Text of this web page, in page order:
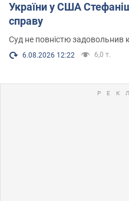
України у США Стефанішиній: що відомо про
справу
Суд не повністю задовольнив
6.08.2026 12:22 6,0 т.